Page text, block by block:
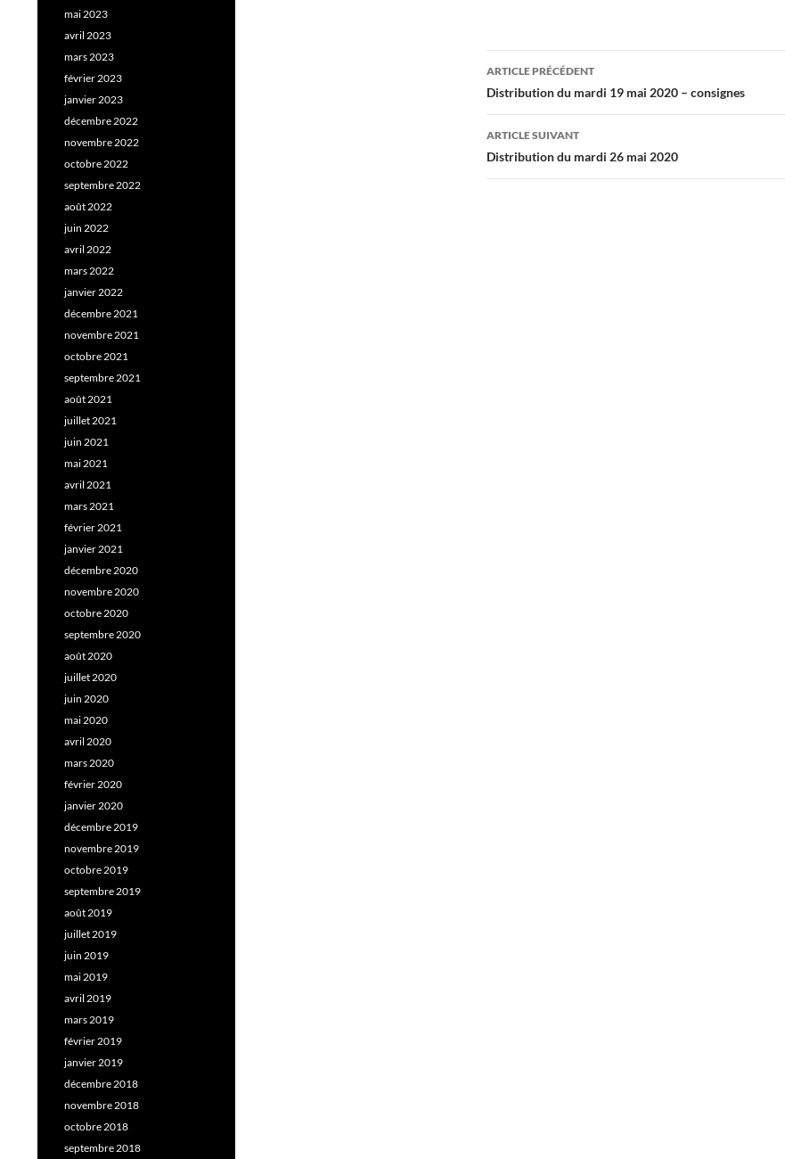
Navigation
des
articles
ARTICLE PRÉCÉDENT
Distribution du mardi 19 mai 2020 – consignes
ARTICLE SUIVANT
Distribution du mardi 26 mai 2020
mai 2023
avril 2023
mars 2023
février 2023
janvier 2023
décembre 2022
novembre 2022
octobre 2022
septembre 2022
août 2022
juin 2022
avril 2022
mars 2022
janvier 2022
décembre 2021
novembre 2021
octobre 2021
septembre 2021
août 2021
juillet 2021
juin 2021
mai 2021
avril 2021
mars 2021
février 2021
janvier 2021
décembre 2020
novembre 2020
octobre 2020
septembre 2020
août 2020
juillet 2020
juin 2020
mai 2020
avril 2020
mars 2020
février 2020
janvier 2020
décembre 2019
novembre 2019
octobre 2019
septembre 2019
août 2019
juillet 2019
juin 2019
mai 2019
avril 2019
mars 2019
février 2019
janvier 2019
décembre 2018
novembre 2018
octobre 2018
septembre 2018